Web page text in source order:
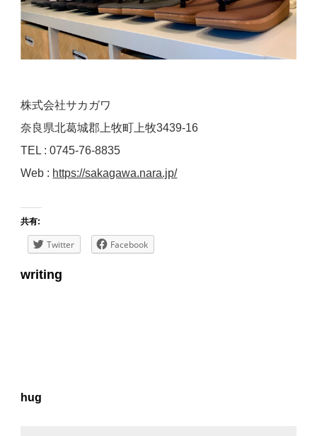
株式会社サカガワ
奈良県北葛城郡上牧町上牧3439-16
TEL : 0745-76-8835
Web : https://sakagawa.nara.jp/
共有:
Twitter Facebook
writing
hug